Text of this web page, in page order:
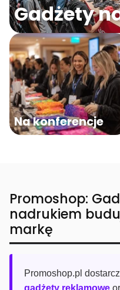
Gadżety
Na konferencje
Promoshop:
nadrukiem
markę
Promoshop.pl
gadżety reklamowe